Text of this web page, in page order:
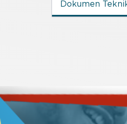
Dokumen